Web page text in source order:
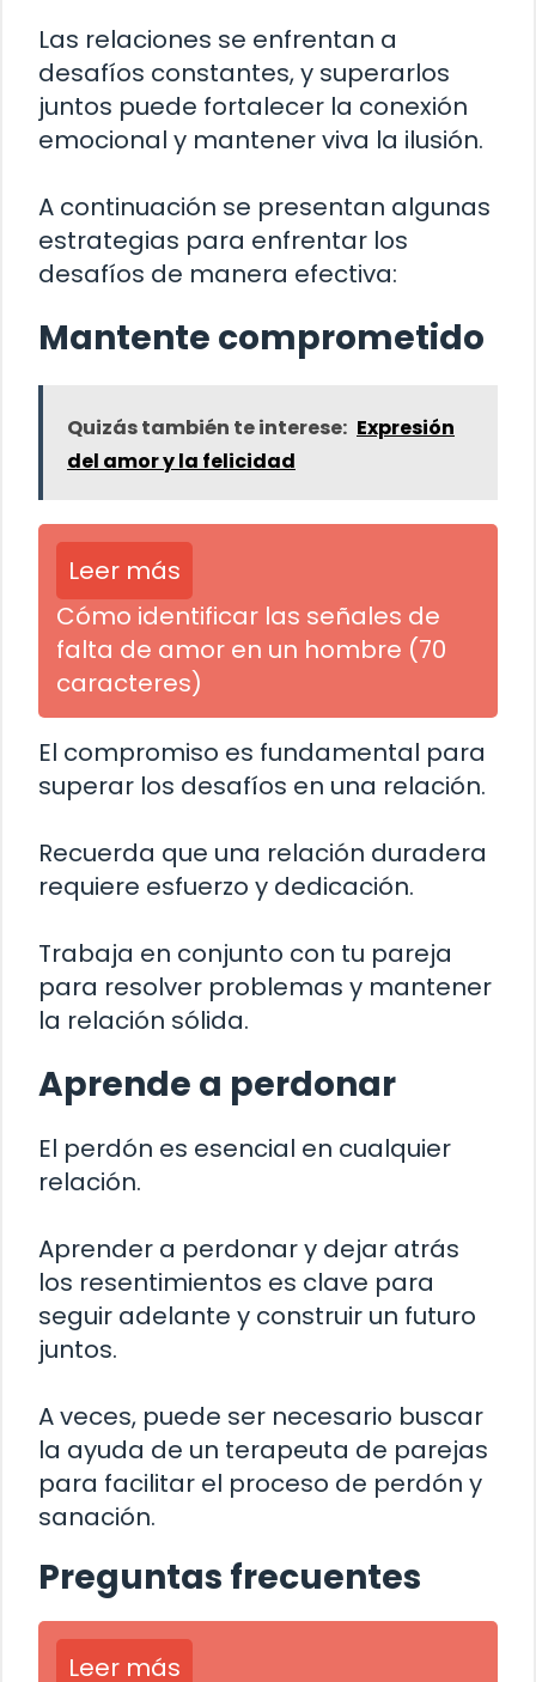
Las relaciones se enfrentan a
desafíos constantes, y superarlos
juntos puede fortalecer la conexión
emocional y mantener viva la ilusión.
A continuación se presentan algunas
estrategias para enfrentar los
desafíos de manera efectiva:
Mantente comprometido
Quizás también te interese: Expresión
del amor y la felicidad
Leer más
Cómo identificar las señales de
falta de amor en un hombre (70
caracteres)
El compromiso es fundamental para
superar los desafíos en una relación.
Recuerda que una relación duradera
requiere esfuerzo y dedicación.
Trabaja en conjunto con tu pareja
para resolver problemas y mantener
la relación sólida.
Aprende a perdonar
El perdón es esencial en cualquier
relación.
Aprender a perdonar y dejar atrás
los resentimientos es clave para
seguir adelante y construir un futuro
juntos.
A veces, puede ser necesario buscar
la ayuda de un terapeuta de parejas
para facilitar el proceso de perdón y
sanación.
Preguntas frecuentes
Leer más